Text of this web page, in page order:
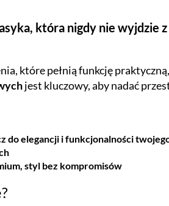
która nigdy nie wyjdzie
które pełnią funkcję
jest kluczowy, aby nadać
do elegancji i funkcjonalności
styl bez kompromisów